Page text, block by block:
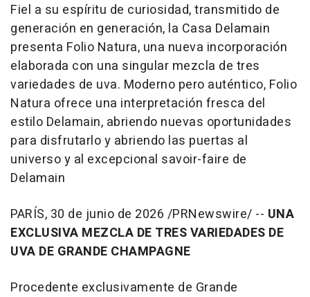
Fiel a su espíritu de curiosidad, transmitido de
generación en generación, la Casa Delamain
presenta Folio Natura, una nueva incorporación
elaborada con una singular mezcla de tres
variedades de uva. Moderno pero auténtico, Folio
Natura ofrece una interpretación fresca del
estilo Delamain, abriendo nuevas oportunidades
para disfrutarlo y abriendo las puertas al
universo y al excepcional savoir-faire de
Delamain
PARÍS, 30 de junio de 2026 /PRNewswire/ -- UNA
EXCLUSIVA MEZCLA DE TRES VARIEDADES DE
UVA DE GRANDE CHAMPAGNE
Procedente exclusivamente de Grande